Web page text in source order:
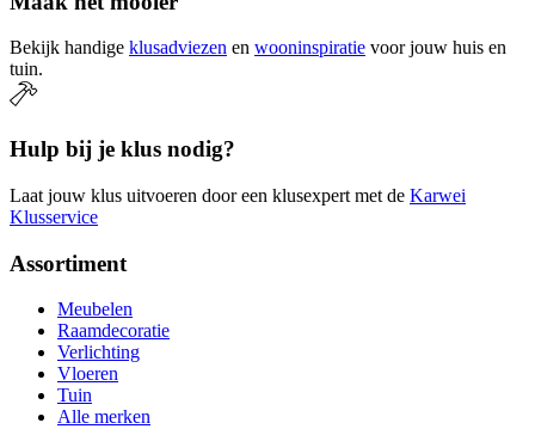
Bekijk handige klusadviezen en wooninspiratie voor jouw huis en
tuin.
Hulp bij je klus nodig?
Laat jouw klus uitvoeren door een klusexpert met de Karwei
Klusservice
Assortiment
Meubelen
Raamdecoratie
Verlichting
Vloeren
Tuin
Alle merken